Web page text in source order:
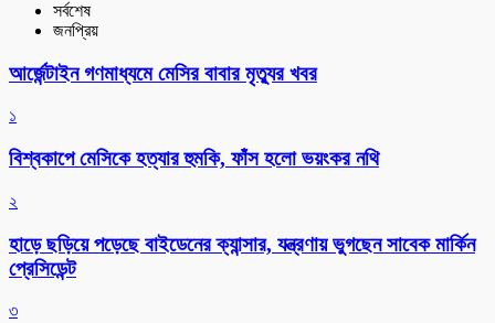
সর্বশেষ
জনপ্রিয়
আর্জেন্টাইন গণমাধ্যমে মেসির বাবার মৃত্যুর খবর
১
বিশ্বকাপে মেসিকে হত্যার হুমকি, ফাঁস হলো ভয়ংকর নথি
২
হাড়ে ছড়িয়ে পড়েছে বাইডেনের ক্যান্সার, যন্ত্রণায় ভুগছেন সাবেক মার্কিন
প্রেসিডেন্ট
৩